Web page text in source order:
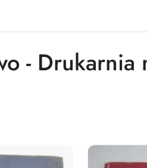
- Drukarnia